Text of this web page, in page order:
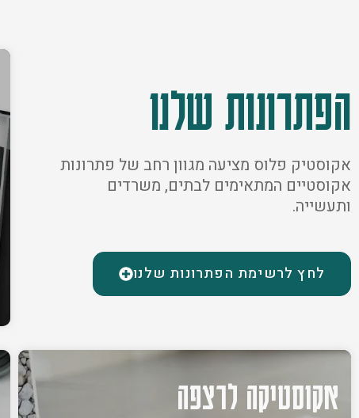
הפתרונות שלנו
אקוסטיק פלוס מציעה מגוון רחב של פתרונות
אקוסטיים המתאימים לבתים, משרדים
ותעשייה.
לחץ לרשימת הפתרונות שלנו
אקוסטיקה לרצפה